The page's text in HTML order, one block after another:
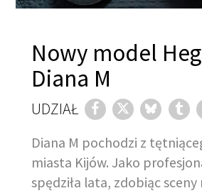
Nowy model
Diana M
UDZIAŁ
Diana M pochodzi z
miasta Kijów. Jako
spędziła lata, zdobiąc